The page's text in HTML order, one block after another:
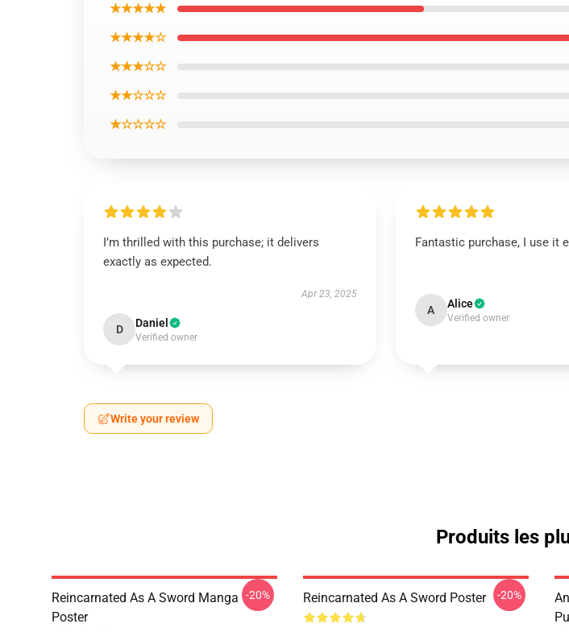
★★★★★
★★★★☆
★★★☆☆
★★☆☆☆
★☆☆☆☆
I’m thrilled with this purchase; it delivers
exactly as expected.
Apr 23, 2025
D Daniel
Verified owner
Fantastic purchase, I use it
A Alice
Verified owner
Write your review
Produits les
Reincarnated As A Sword Manga
Poster
-20% Reincarnated As A Sword Poster -20%